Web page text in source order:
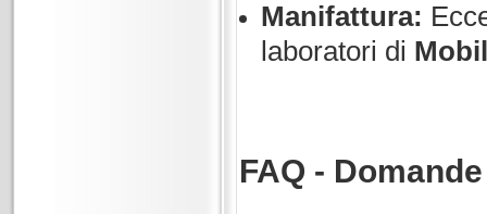
Manifattura:
laboratori di
FAQ -